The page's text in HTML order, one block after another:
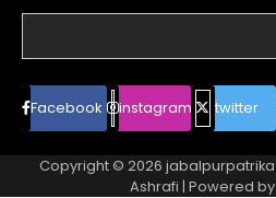
Facebook instagram twitter
Copyright © 2026 jabalpurpatrika
Ashrafi | Powered by